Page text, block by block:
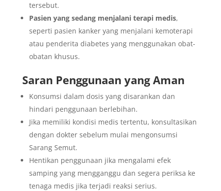
tersebut.
Pasien yang sedang menjalani terapi medis,
seperti pasien kanker yang menjalani kemoterapi
atau penderita diabetes yang menggunakan obat-
obatan khusus.
Saran Penggunaan yang Aman
Konsumsi dalam dosis yang disarankan dan
hindari penggunaan berlebihan.
Jika memiliki kondisi medis tertentu, konsultasikan
dengan dokter sebelum mulai mengonsumsi
Sarang Semut.
Hentikan penggunaan jika mengalami efek
samping yang mengganggu dan segera periksa ke
tenaga medis jika terjadi reaksi serius.